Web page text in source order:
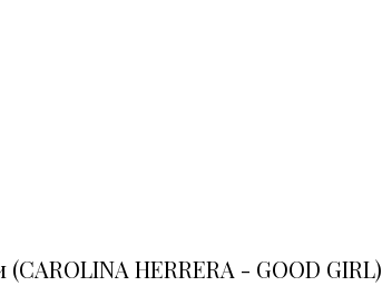
HERRERA - GOOD GIRL)